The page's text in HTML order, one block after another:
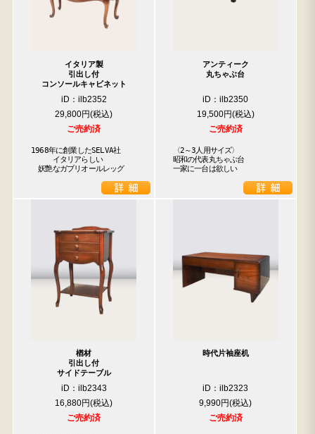
イタリア製
引出し付
コンソールキャビネット
iD：ilb2352
29,800円
ご売約済
1968年に創業したSELVA社
イタリアらしい
妖艶なガブリオールレッグ
アンティーク
丸ちゃぶ台
iD：ilb2350
19,500円
ご売約済
〈2～3人用サイズ〉
昭和の代表丸ちゃぶ台
一家に一台は欲しい
楢材
引出し付
サイドテーブル
iD：ilb2343
16,880円
ご売約済
時代片袖座机
iD：ilb2323
9,990円
ご売約済